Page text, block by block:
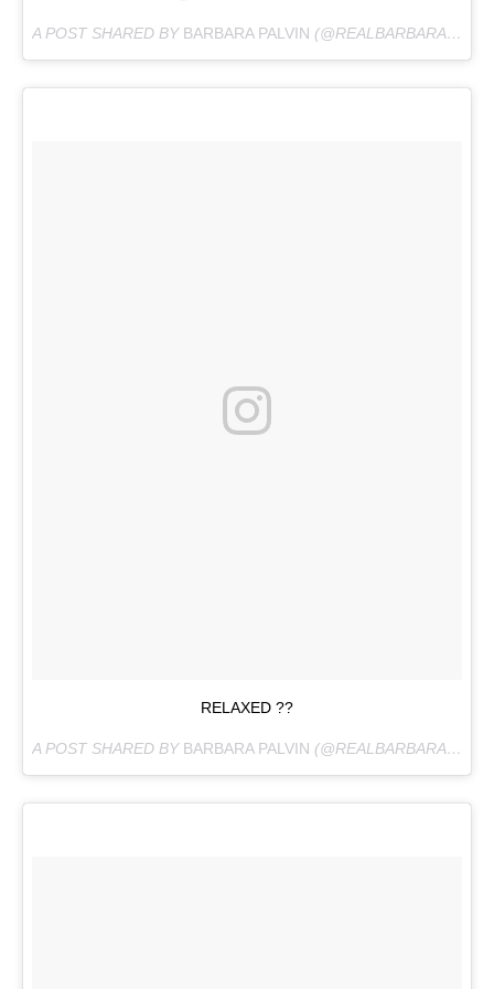
A POST SHARED BY BARBARA PALVIN (@REALBARBARAPALVIN) ON
RELAXED ??
A POST SHARED BY BARBARA PALVIN (@REALBARBARAPALVIN) ON